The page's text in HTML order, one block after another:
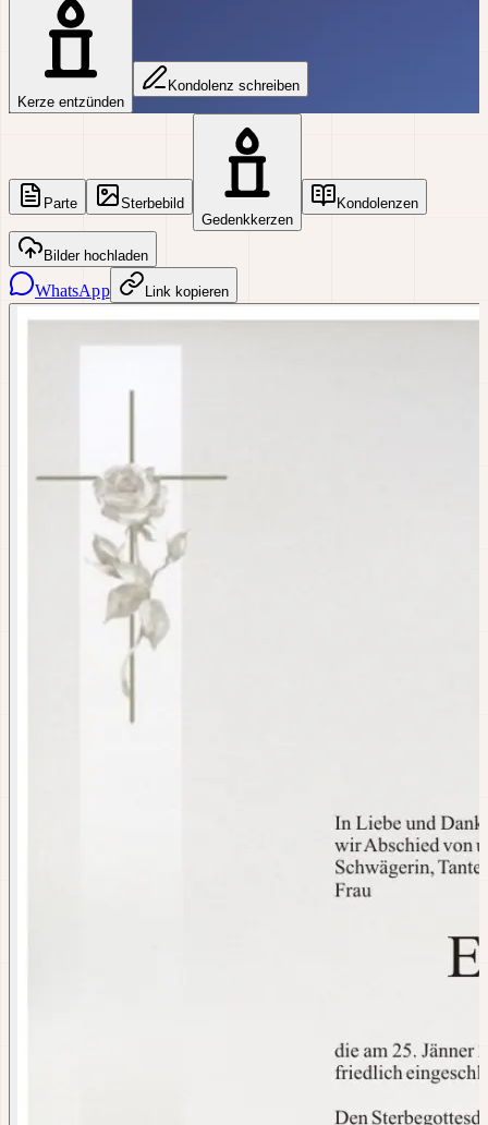
Kerze entzünden
Kondolenz schreiben
Parte
Sterbebild
Gedenkkerzen
Kondolenzen
Bilder hochladen
WhatsApp Link kopieren